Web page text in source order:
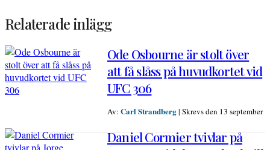
Relaterade inlägg
Ode Osbourne är stolt över
att få slåss på huvudkortet vid
UFC 306
Av: Carl Strandberg| Skrevs den 13 september
Daniel Cormier tvivlar på